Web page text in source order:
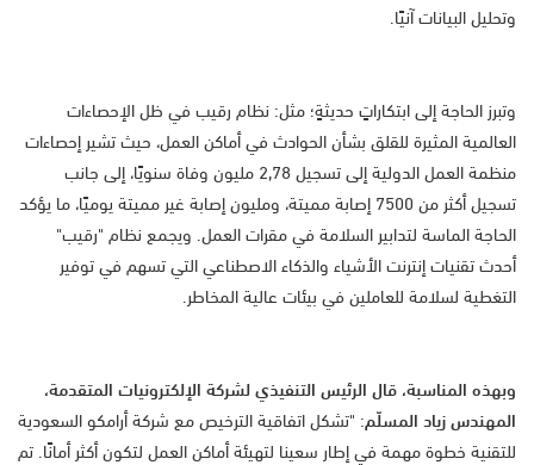
وتحليل البيانات آنيًا.
وتبرز الحاجة إلى ابتكاراتٍ حديثةٍ؛ مثل: نظام رقيب في ظل الإحصاءات
العالمية المثيرة للقلق بشأن الحوادث في أماكن العمل، حيث تشير إحصاءات
منظمة العمل الدولية إلى تسجيل 2,78 مليون وفاة سنويًا، إلى جانب
تسجيل أكثر من 7500 إصابة مميتة، ومليون إصابة غير مميتة يوميًا، ما يؤكد
الحاجة الماسة لتدابير السلامة في مقرات العمل. ويجمع نظام "رقيب"
أحدث تقنيات إنترنت الأشياء والذكاء الاصطناعي التي تسهم في توفير
التغطية لسلامة للعاملين في بيئات عالية المخاطر.
وبهذه المناسبة، قال الرئيس التنفيذيلشركة الإلكترونيات المتقدمة،
المهندس زياد المسلّم: "تشكل اتفاقية الترخيص مع شركة أرامكو السعودية
للتقنية خطوة مهمة في إطار سعينا لتهيئة أماكن العمل لتكون أكثر أمانًا. تم